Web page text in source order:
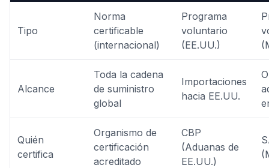
Tipo
Norma
certificable
(internacional)
Programa
voluntario
(EE.UU.)
Alcance
Toda la cadena
de suministro
global
Importaciones
hacia EE.UU.
Quién
certifica
Organismo de
certificación
acreditado
CBP
(Aduanas de
EE.UU.)